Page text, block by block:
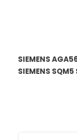
SIEMENS
SIEMENS SQM5